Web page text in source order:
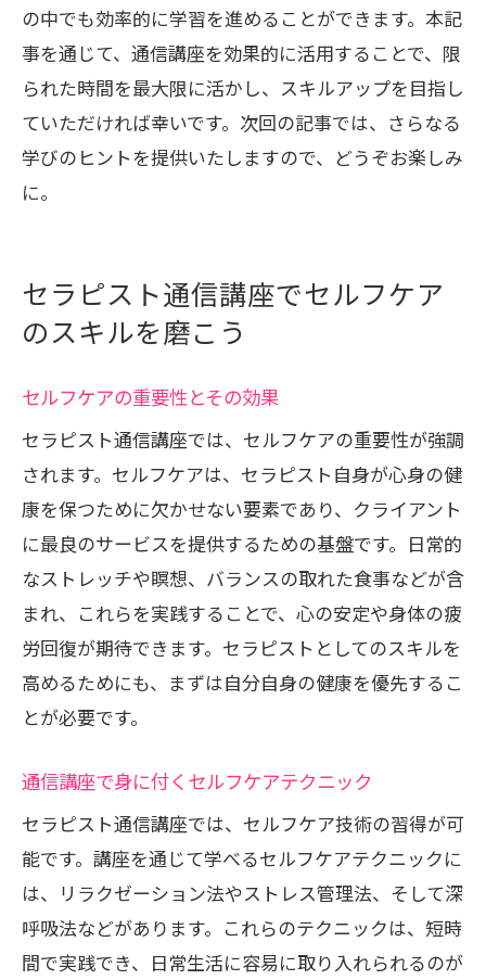
の中でも効率的に学習を進めることができます。本記
事を通じて、通信講座を効果的に活用することで、限
られた時間を最大限に活かし、スキルアップを目指し
ていただければ幸いです。次回の記事では、さらなる
学びのヒントを提供いたしますので、どうぞお楽しみ
に。
セラピスト通信講座でセルフケア
のスキルを磨こう
セルフケアの重要性とその効果
セラピスト通信講座では、セルフケアの重要性が強調
されます。セルフケアは、セラピスト自身が心身の健
康を保つために欠かせない要素であり、クライアント
に最良のサービスを提供するための基盤です。日常的
なストレッチや瞑想、バランスの取れた食事などが含
まれ、これらを実践することで、心の安定や身体の疲
労回復が期待できます。セラピストとしてのスキルを
高めるためにも、まずは自分自身の健康を優先するこ
とが必要です。
通信講座で身に付くセルフケアテクニック
セラピスト通信講座では、セルフケア技術の習得が可
能です。講座を通じて学べるセルフケアテクニックに
は、リラクゼーション法やストレス管理法、そして深
呼吸法などがあります。これらのテクニックは、短時
間で実践でき、日常生活に容易に取り入れられるのが